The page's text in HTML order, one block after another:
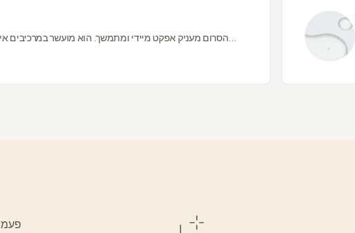
הסרום מעניק אפקט מיידי ומתמשך. הוא מועשר במרכיבים